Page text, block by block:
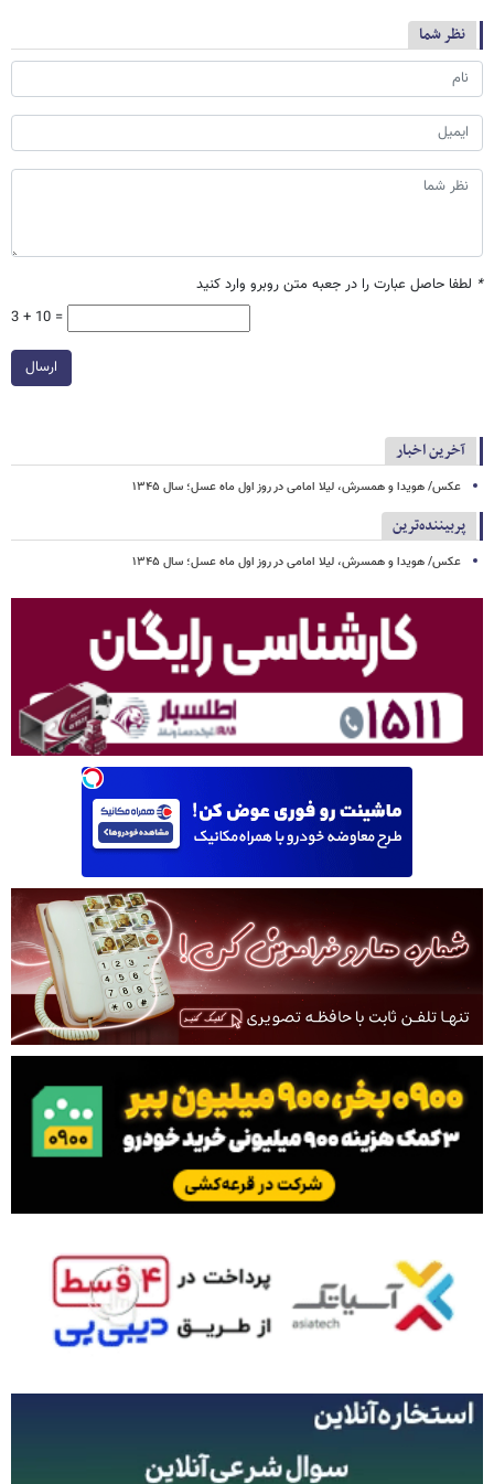
نظر شما
* لطفا حاصل عبارت را در جعبه متن روبرو وارد کنید
3 + 10 =
ارسال
آخرین اخبار
عکس/ هویدا و همسرش، لیلا امامی در روز اول ماه عسل؛ سال ۱۳۴۵
پربیننده‌ترین
عکس/ هویدا و همسرش، لیلا امامی در روز اول ماه عسل؛ سال ۱۳۴۵